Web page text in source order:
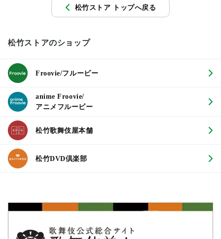
松竹ストア トップへ戻る
松竹ストアのショップ
Froovie/フルービー
anime Froovie/
アニメフルービー
松竹歌舞伎屋本舗
松竹DVD倶楽部